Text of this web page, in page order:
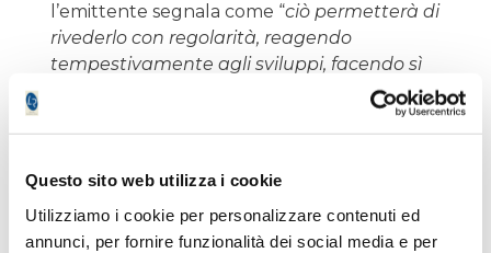
Questo sito web utilizza i cookie
Utilizziamo i cookie per personalizzare contenuti ed
annunci, per fornire funzionalità dei social media e per
l’emittente segnala come “ciò permetterà di
rivederlo con regolarità, reagendo
tempestivamente agli sviluppi, facendo sì
che gli investitori beneficino sia dell’attenta
dei vantaggi propri degli Etf, quali costi